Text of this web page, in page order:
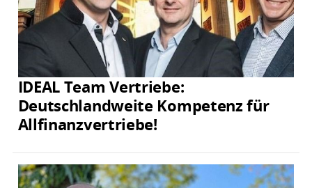
IDEAL Team Vertriebe:
Deutschlandweite Kompetenz für
Allfinanzvertriebe!